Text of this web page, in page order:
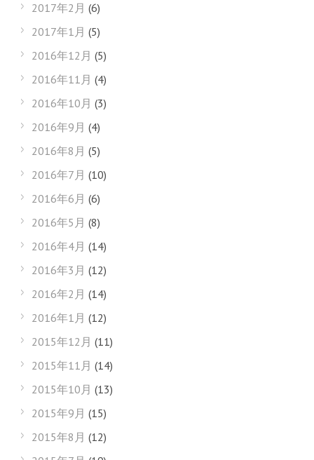
2017年2月 (6)
2017年1月 (5)
2016年12月 (5)
2016年11月 (4)
2016年10月 (3)
2016年9月 (4)
2016年8月 (5)
2016年7月 (10)
2016年6月 (6)
2016年5月 (8)
2016年4月 (14)
2016年3月 (12)
2016年2月 (14)
2016年1月 (12)
2015年12月 (11)
2015年11月 (14)
2015年10月 (13)
2015年9月 (15)
2015年8月 (12)